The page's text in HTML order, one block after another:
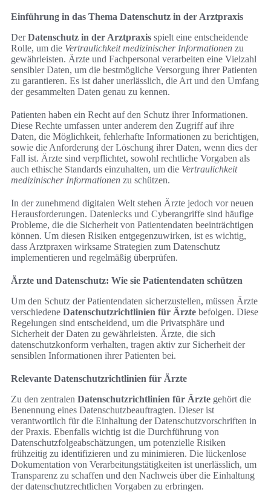
Einführung in das Thema Datenschutz in der Arztpraxis
DerDatenschutz in der Arztpraxis spielt eine entscheidende
Rolle, um die Vertraulichkeit medizinischer Informationen zu
gewährleisten. Ärzte und Fachpersonal verarbeiten eine Vielzahl
sensibler Daten, um die bestmögliche Versorgung ihrer Patienten
zu garantieren. Es ist daher unerlässlich, die Art und den Umfang
der gesammelten Daten genau zu kennen.
Patienten haben ein Recht auf den Schutz ihrer Informationen.
Diese Rechte umfassen unter anderem den Zugriff auf ihre
Daten, die Möglichkeit, fehlerhafte Informationen zu berichtigen,
sowie die Anforderung der Löschung ihrer Daten, wenn dies der
Fall ist. Ärzte sind verpflichtet, sowohl rechtliche Vorgaben als
auch ethische Standards einzuhalten, um die Vertraulichkeit
medizinischer Informationen zu schützen.
In der zunehmend digitalen Welt stehen Ärzte jedoch vor neuen
Herausforderungen. Datenlecks und Cyberangriffe sind häufige
Probleme, die die Sicherheit von Patientendaten beeinträchtigen
können. Um diesen Risiken entgegenzuwirken, ist es wichtig,
dass Arztpraxen wirksame Strategien zum Datenschutz
implementieren und regelmäßig überprüfen.
Ärzte und Datenschutz: Wie sie Patientendaten schützen
Um den Schutz der Patientendaten sicherzustellen, müssen Ärzte
verschiedene Datenschutzrichtlinien für Ärzte befolgen. Diese
Regelungen sind entscheidend, um die Privatsphäre und
Sicherheit der Daten zu gewährleisten. Ärzte, die sich
datenschutzkonform verhalten, tragen aktiv zur Sicherheit der
sensiblen Informationen ihrer Patienten bei.
Relevante Datenschutzrichtlinien für Ärzte
Zu den zentralen Datenschutzrichtlinien für Ärzte gehört die
Benennung eines Datenschutzbeauftragten. Dieser ist
verantwortlich für die Einhaltung der Datenschutzvorschriften in
der Praxis. Ebenfalls wichtig ist die Durchführung von
Datenschutzfolgeabschätzungen, um potenzielle Risiken
frühzeitig zu identifizieren und zu minimieren. Die lückenlose
Dokumentation von Verarbeitungstätigkeiten ist unerlässlich, um
Transparenz zu schaffen und den Nachweis über die Einhaltung
der datenschutzrechtlichen Vorgaben zu erbringen.